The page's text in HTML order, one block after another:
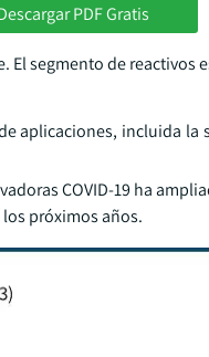
PDF Gratis
segmento de reactivos
aplicaciones, incluida la
COVID-19 ha
próximos años.